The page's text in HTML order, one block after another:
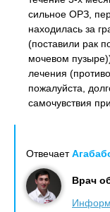
сильное ОРЗ,
находилась за
(поставили рак
мочевом
лечения
пожалуйста,
самочувствия
Отвечает
Врач